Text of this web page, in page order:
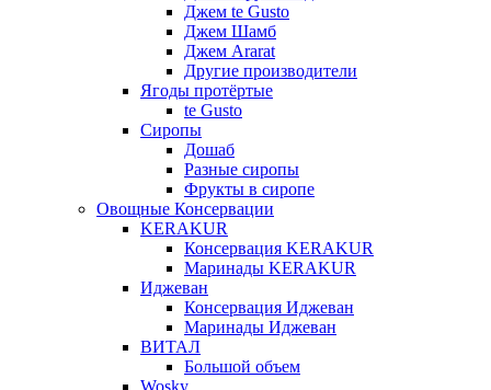
Джем te Gusto
Джем Шамб
Джем Ararat
Другие производители
Ягоды протёртые
te Gusto
Сиропы
Дошаб
Разные сиропы
Фрукты в сиропе
Овощные Консервации
KERAKUR
Консервация KERAKUR
Маринады KERAKUR
Иджеван
Консервация Иджеван
Маринады Иджеван
ВИТАЛ
Большой объем
Wosky